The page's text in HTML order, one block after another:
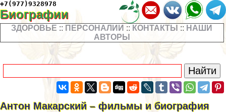
+7(977)9328978
Биографии
ЗДОРОВЬЕ :: ПЕРСОНАЛИИ :: КОНТАКТЫ :: НАШИ
АВТОРЫ
Антон Макарский – фильмы и биография